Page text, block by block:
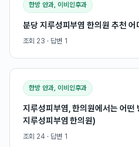
한방 안과, 이비인후과
분당 지루성피부염 한의원 추천 어
조회 23 · 답변 1
한방 안과, 이비인후과
지루성피부염, 한의원에서는 어떤
지루성피부염 한의원)
조회 24 · 답변 1